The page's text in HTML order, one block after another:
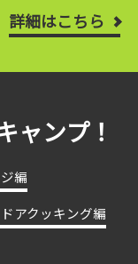
詳細はこちら
ャンプ！
編
アクッキング編